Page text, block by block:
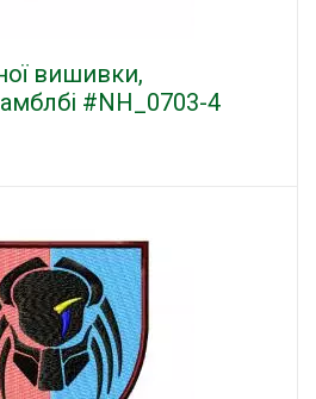
вишивки,
#NH_0703-4